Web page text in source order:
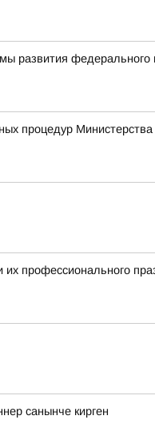
развития федерального
процедур Министерства
профессионального
санынче кирген